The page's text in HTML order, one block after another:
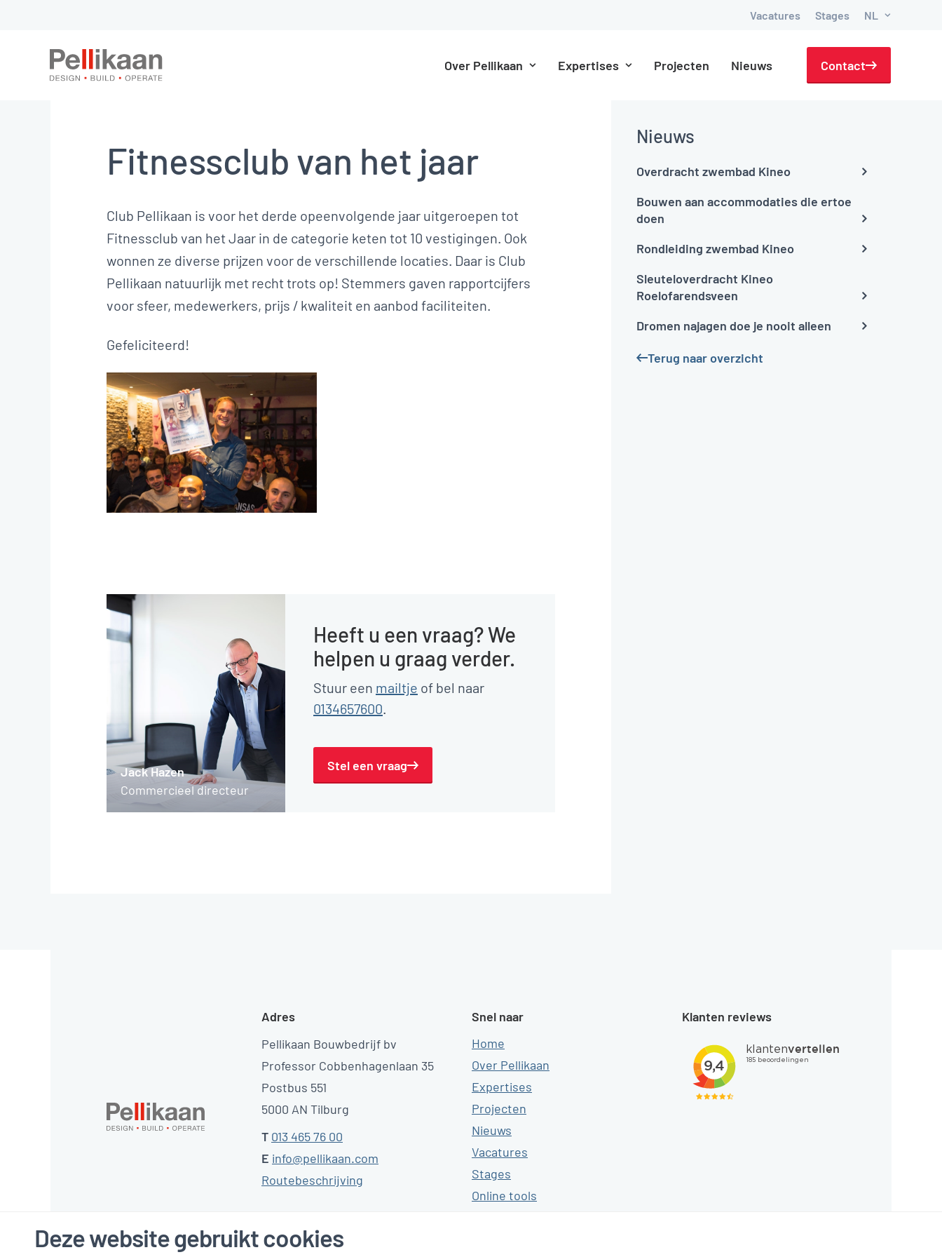
Vacatures Stages NL
Over Pellikaan Expertises Projecten Nieuws Contact
Nieuws
Overdracht zwembad Kineo
Bouwen aan accommodaties die ertoe
doen
Rondleiding zwembad Kineo
Sleuteloverdracht Kineo
Roelofarendsveen
Dromen najagen doe je nooit alleen
Terug naar overzicht
Fitnessclub van het jaar
Club Pellikaan is voor het derde opeenvolgende jaar uitgeroepen tot
Fitnessclub van het Jaar in de categorie keten tot 10 vestigingen. Ook
wonnen ze diverse prijzen voor de verschillende locaties. Daar is Club
Pellikaan natuurlijk met recht trots op! Stemmers gaven rapportcijfers
voor sfeer, medewerkers, prijs / kwaliteit en aanbod faciliteiten.
Gefeliciteerd!
Jack Hazen
Commercieel directeur
Heeft u een vraag? We
helpen u graag verder.
Stuur een mailtje of bel naar
0134657600.
Stel een vraag
Adres
Pellikaan Bouwbedrijf bv
Professor Cobbenhagenlaan 35
Postbus 551
5000 AN Tilburg
T 013 465 76 00
E info@pellikaan.com
Routebeschrijving
Snel naar
Home
Over Pellikaan
Expertises
Projecten
Nieuws
Vacatures
Stages
Online tools
Klanten reviews
Deze website gebruikt cookies